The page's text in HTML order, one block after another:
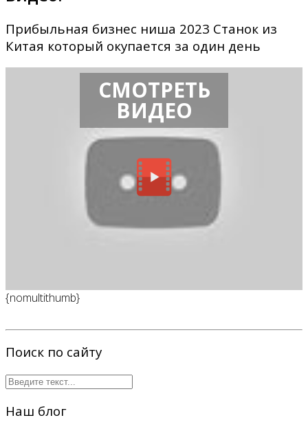
Прибыльная бизнес ниша 2023 Станок из
Китая который окупается за один день
СМОТРЕТЬ
ВИДЕО
{nomultithumb}
Поиск по сайту
Наш блог